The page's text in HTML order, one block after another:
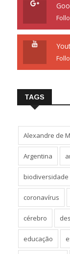
TAGS
Alexandre de
Argentina
biodiversidade
coronavírus
cérebro
educação